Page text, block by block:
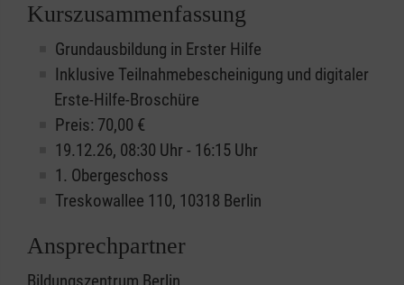
Kurszusammenfassung
Grundausbildung in Erster Hilfe
Inklusive Teilnahmebescheinigung und digitaler
Erste-Hilfe-Broschüre
Preis: 70,00 €
19.12.26, 08:30 Uhr - 16:15 Uhr
1. Obergeschoss
Treskowallee 110, 10318 Berlin
Ansprechpartner